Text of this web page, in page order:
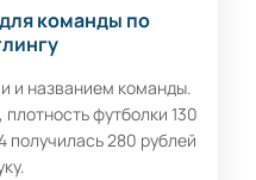
команды по
и названием команды.
футболки 130
280 рублей